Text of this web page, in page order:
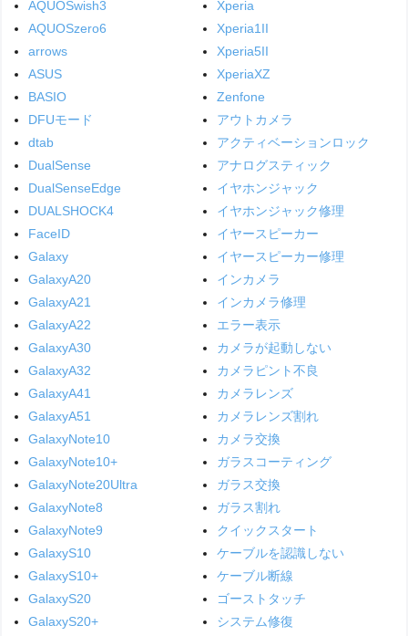
AQUOSwish3
AQUOSzero6
arrows
ASUS
BASIO
DFUモード
dtab
DualSense
DualSenseEdge
DUALSHOCK4
FaceID
Galaxy
GalaxyA20
GalaxyA21
GalaxyA22
GalaxyA30
GalaxyA32
GalaxyA41
GalaxyA51
GalaxyNote10
GalaxyNote10+
GalaxyNote20Ultra
GalaxyNote8
GalaxyNote9
GalaxyS10
GalaxyS10+
GalaxyS20
GalaxyS20+
Xperia
Xperia1II
Xperia5II
XperiaXZ
Zenfone
アウトカメラ
アクティベーションロック
アナログスティック
イヤホンジャック
イヤホンジャック修理
イヤースピーカー
イヤースピーカー修理
インカメラ
インカメラ修理
エラー表示
カメラが起動しない
カメラピント不良
カメラレンズ
カメラレンズ割れ
カメラ交換
ガラスコーティング
ガラス交換
ガラス割れ
クイックスタート
ケーブルを認識しない
ケーブル断線
ゴーストタッチ
システム修復